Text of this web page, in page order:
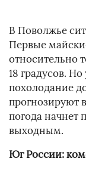
В Поволжье
Первые
относительно
18 градусов.
похолодание
прогнозируют
погода начнет
выходным.
Юг России: